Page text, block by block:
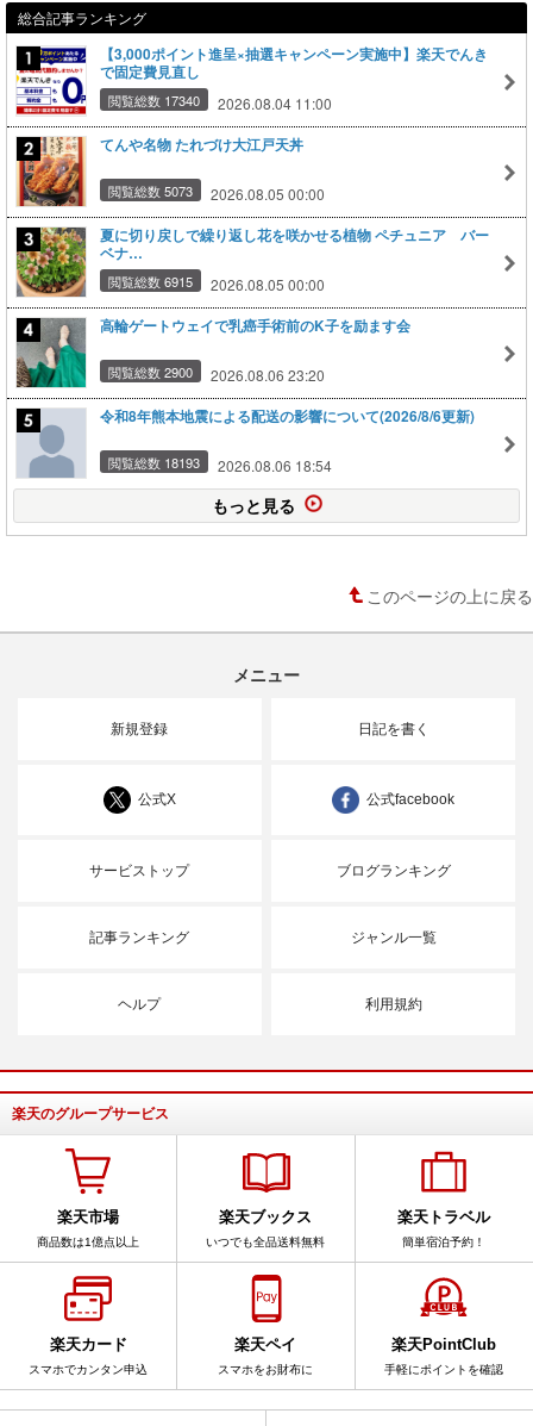
総合記事ランキング
【3,000ポイント進呈×抽選キャンペーン実施中】楽天でんき
で固定費見直し
閲覧総数 17340 2026.08.04 11:00
てんや名物 たれづけ大江戸天丼
閲覧総数 5073 2026.08.05 00:00
夏に切り戻しで繰り返し花を咲かせる植物 ペチュニア バー
ベナ…
閲覧総数 6915 2026.08.05 00:00
高輪ゲートウェイで乳癌手術前のK子を励ます会
閲覧総数 2900 2026.08.06 23:20
令和8年熊本地震による配送の影響について(2026/8/6更新)
閲覧総数 18193 2026.08.06 18:54
もっと見る
このページの上に戻る
メニュー
新規登録 日記を書く
公式X 公式facebook
サービストップ ブログランキング
記事ランキング ジャンル一覧
ヘルプ 利用規約
楽天のグループサービス
楽天市場
商品数は1億点以上
楽天ブックス
いつでも全品送料無料
楽天トラベル
簡単宿泊予約！
楽天カード
スマホでカンタン申込
楽天ペイ
スマホをお財布に
楽天PointClub
手軽にポイントを確認